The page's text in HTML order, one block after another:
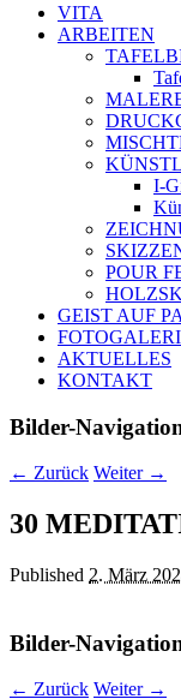
VITA
ARBEITEN
I-
POUR
GEIST AUF
AKTUELLES
KONTAKT
Bilder-
← Zurück Weiter →
30
Published 2. März
Bilder-
← Zurück Weiter →